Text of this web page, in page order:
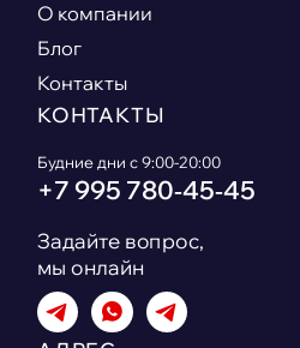
О компании
Блог
Контакты
КОНТАКТЫ
Будние дни с 9:00-20:00
+7 995 780‑45‑45
Задайте вопрос,
мы онлайн